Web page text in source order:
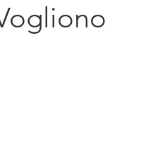
DV Program